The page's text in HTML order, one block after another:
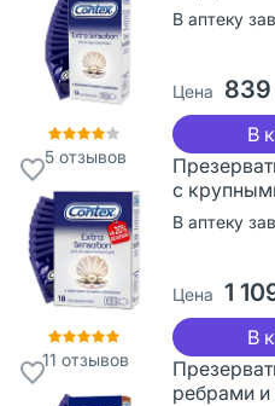
5 отзывов
В аптеку
Цена
В
11 отзывов
с
В аптеку
Цена 1
В
ребрами и